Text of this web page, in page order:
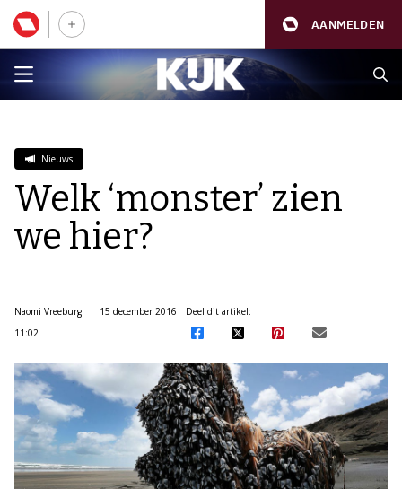
AANMELDEN
Nieuws
Welk ‘monster’ zien
we hier?
Naomi Vreeburg
15 december 2016
11:02
Deel dit artikel: